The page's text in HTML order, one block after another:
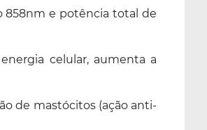
858nm e potência total de
celular, aumenta a
de mastócitos (ação anti-